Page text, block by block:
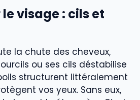
visage : cils et
la chute des cheveux,
ou ses cils déstabilise
structurent littéralement
vos yeux. Sans eux,